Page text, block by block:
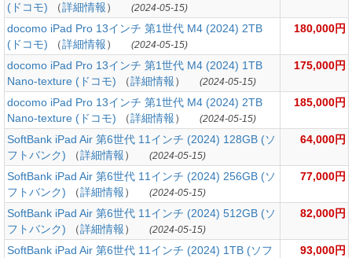
(ドコモ)
（詳細情報） (2024-05-15)
docomo iPad Pro 13インチ 第1世代 M4 (2024) 2TB
(ドコモ)
（詳細情報） (2024-05-15)
180,000円
docomo iPad Pro 13インチ 第1世代 M4 (2024) 1TB
Nano-texture (ドコモ)
（詳細情報） (2024-05-15)
175,000円
docomo iPad Pro 13インチ 第1世代 M4 (2024) 2TB
Nano-texture (ドコモ)
（詳細情報） (2024-05-15)
185,000円
SoftBank iPad Air 第6世代 11インチ (2024) 128GB (ソ
フトバンク)
（詳細情報） (2024-05-15)
64,000円
SoftBank iPad Air 第6世代 11インチ (2024) 256GB (ソ
フトバンク)
（詳細情報） (2024-05-15)
77,000円
SoftBank iPad Air 第6世代 11インチ (2024) 512GB (ソ
フトバンク)
（詳細情報） (2024-05-15)
82,000円
SoftBank iPad Air 第6世代 11インチ (2024) 1TB (ソフ
93,000円